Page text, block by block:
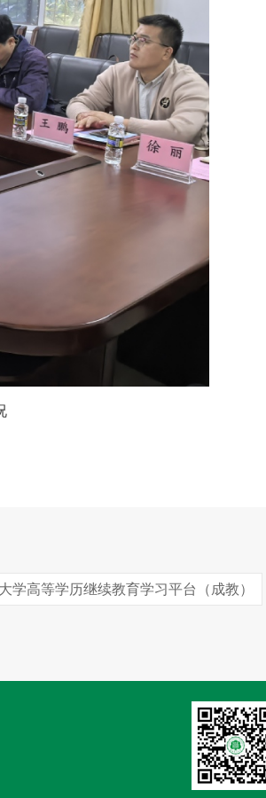
学高等学历继续教育学习平台（成教）